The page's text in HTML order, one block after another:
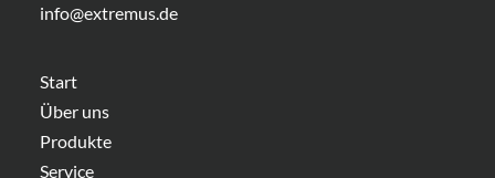
info@extremus.de
Start
Über uns
Produkte
Service